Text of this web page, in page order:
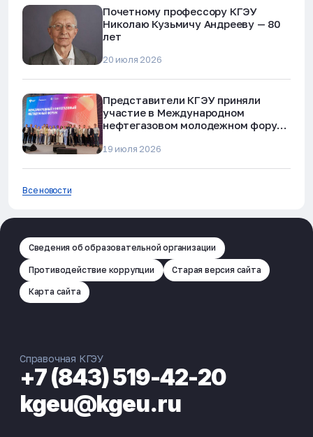
Почетному профессору КГЭУ
Николаю Кузьмичу Андрееву — 80
лет
20 июля 2026
Представители КГЭУ приняли
участие в Международном
нефтегазовом молодежном форуме
19 июля 2026
Все новости
Сведения об образовательной организации
Противодействие коррупции Старая версия сайта
Карта сайта
Справочная КГЭУ
+7 (843) 519-42-20
kgeu@kgeu.ru